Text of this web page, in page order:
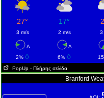
27° 17°
3 m/s 2 m/s 3
Δ Α
2%
6%
PopUp - Πλήρης σελίδα
Branford